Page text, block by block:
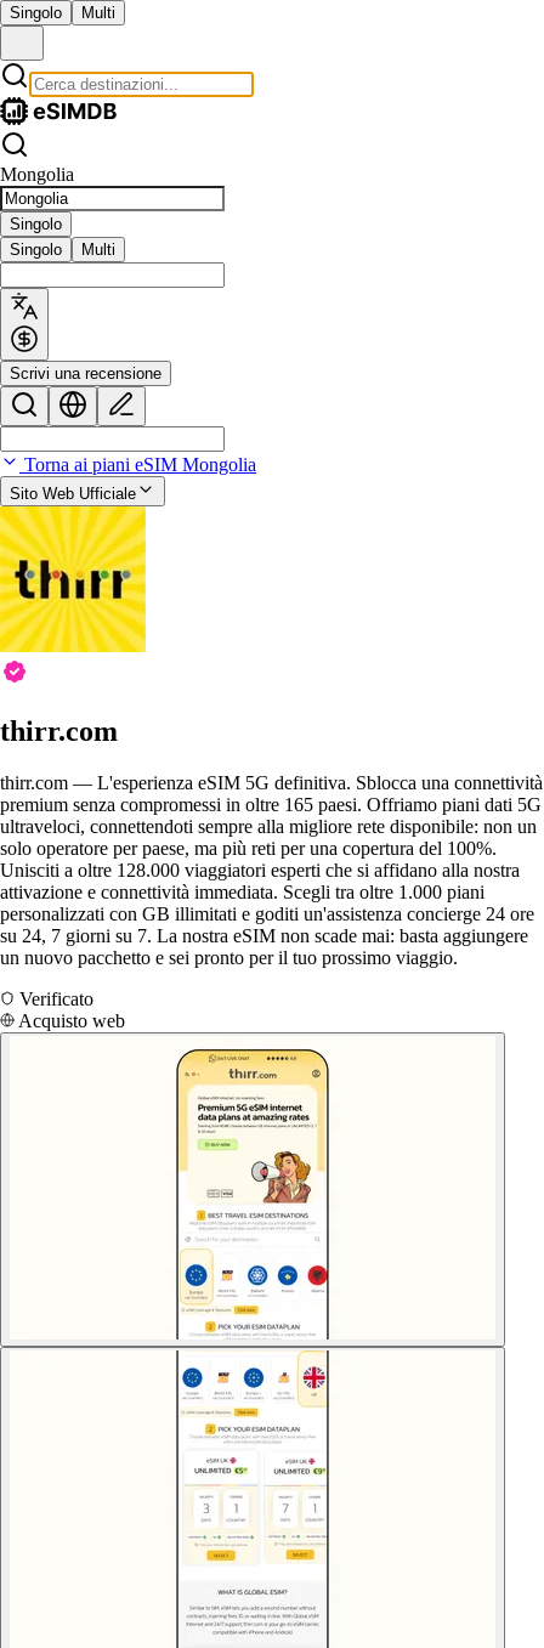
Singolo Multi
Mongolia
Singolo
Singolo
Multi
Scrivi una recensione
Torna ai piani eSIM Mongolia
Sito Web Ufficiale
thirr.com
thirr.com — L'esperienza eSIM 5G definitiva. Sblocca una connettività
premium senza compromessi in oltre 165 paesi. Offriamo piani dati 5G
ultraveloci, connettendoti sempre alla migliore rete disponibile: non un
solo operatore per paese, ma più reti per una copertura del 100%.
Unisciti a oltre 128.000 viaggiatori esperti che si affidano alla nostra
attivazione e connettività immediata. Scegli tra oltre 1.000 piani
personalizzati con GB illimitati e goditi un'assistenza concierge 24 ore
su 24, 7 giorni su 7. La nostra eSIM non scade mai: basta aggiungere
un nuovo pacchetto e sei pronto per il tuo prossimo viaggio.
Verificato
Acquisto web